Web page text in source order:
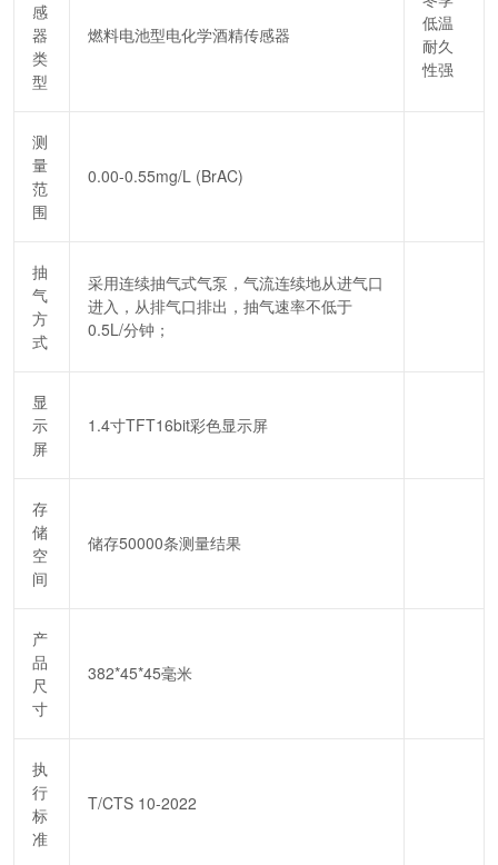
感
器
类
型
燃料电池型电化学酒精传感器
低温
耐久
性强
测
量
范
围
0.00-0.55mg/L (BrAC)
抽
气
方
式
采用连续抽气式气泵，气流连续地从进气口
进入，从排气口排出，抽气速率不低于
0.5L/分钟；
显
示
屏
1.4寸TFT16bit彩色显示屏
存
储
空
间
储存50000条测量结果
产
品
尺
寸
382*45*45毫米
执
行
标
准
T/CTS 10-2022